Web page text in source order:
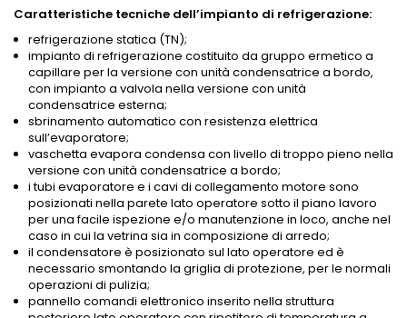
Caratteristiche tecniche dell’impianto di refrigerazione:
refrigerazione statica (TN);
impianto di refrigerazione costituito da gruppo ermetico a
capillare per la versione con unità condensatrice a bordo,
con impianto a valvola nella versione con unità
condensatrice esterna;
sbrinamento automatico con resistenza elettrica
sull’evaporatore;
vaschetta evapora condensa con livello di troppo pieno nella
versione con unità condensatrice a bordo;
i tubi evaporatore e i cavi di collegamento motore sono
posizionati nella parete lato operatore sotto il piano lavoro
per una facile ispezione e/o manutenzione in loco, anche nel
caso in cui la vetrina sia in composizione di arredo;
il condensatore è posizionato sul lato operatore ed è
necessario smontando la griglia di protezione, per le normali
operazioni di pulizia;
pannello comandi elettronico inserito nella struttura